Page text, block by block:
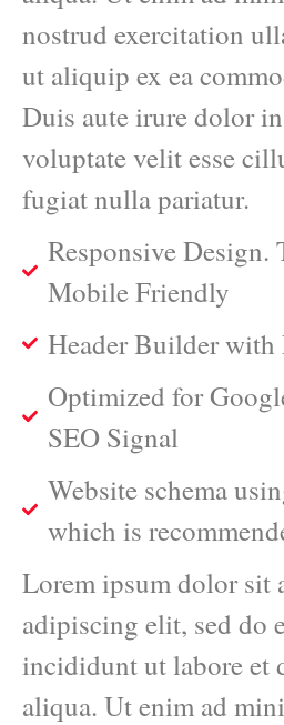
nostrud exercitation
ut aliquip ex ea
Duis aute irure dolor
voluptate velit esse
fugiat nulla pariatur.
Responsive Design.
Mobile Friendly
Header Builder with
Optimized for
SEO Signal
Website schema
which is
Lorem ipsum dolor sit
adipiscing elit, sed do
incididunt ut labore et
aliqua. Ut enim ad